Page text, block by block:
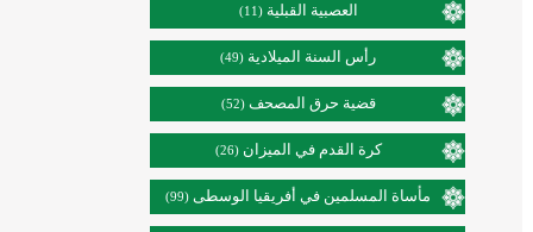
العصبية القبلية (11)
رأس السنة الميلادية (49)
قضية حرق المصحف (52)
كرة القدم في الميزان (26)
مأساة المسلمين في أفريقيا الوسطى (99)